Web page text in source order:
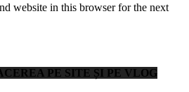
website in this browser for the next
PE SITE ȘI PE VLOG